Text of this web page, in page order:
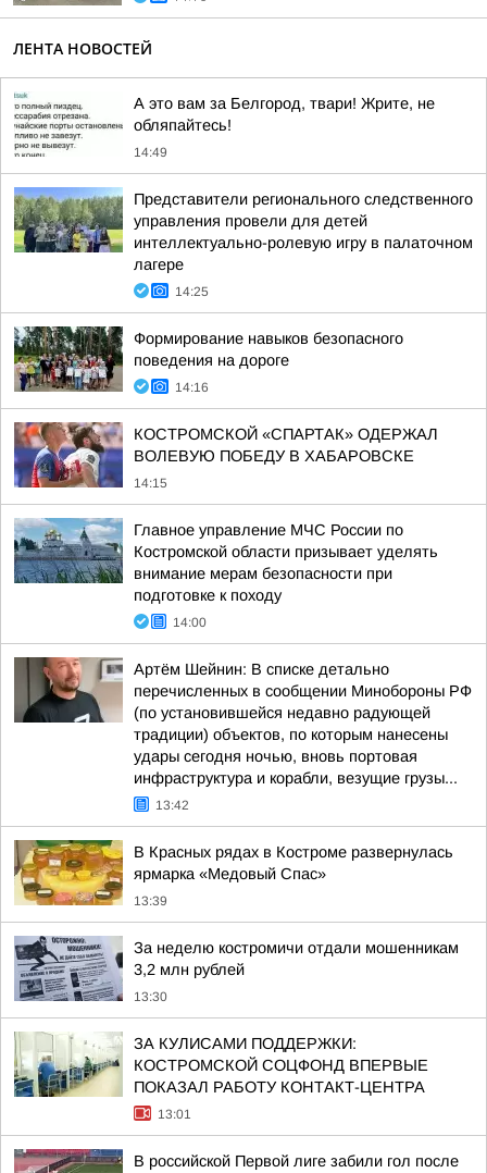
ЛЕНТА НОВОСТЕЙ
А это вам за Белгород, твари! Жрите, не
обляпайтесь!
14:49
Представители регионального следственного
управления провели для детей
интеллектуально-ролевую игру в палаточном
лагере
14:25
Формирование навыков безопасного
поведения на дороге
14:16
КОСТРОМСКОЙ «СПАРТАК» ОДЕРЖАЛ
ВОЛЕВУЮ ПОБЕДУ В ХАБАРОВСКЕ
14:15
Главное управление МЧС России по
Костромской области призывает уделять
внимание мерам безопасности при
подготовке к походу
14:00
Артём Шейнин: В списке детально
перечисленных в сообщении Минобороны РФ
(по установившейся недавно радующей
традиции) объектов, по которым нанесены
удары сегодня ночью, вновь портовая
инфраструктура и корабли, везущие грузы...
13:42
В Красных рядах в Костроме развернулась
ярмарка «Медовый Спас»
13:39
За неделю костромичи отдали мошенникам
3,2 млн рублей
13:30
ЗА КУЛИСАМИ ПОДДЕРЖКИ:
КОСТРОМСКОЙ СОЦФОНД ВПЕРВЫЕ
ПОКАЗАЛ РАБОТУ КОНТАКТ-ЦЕНТРА
13:01
В российской Первой лиге забили гол после